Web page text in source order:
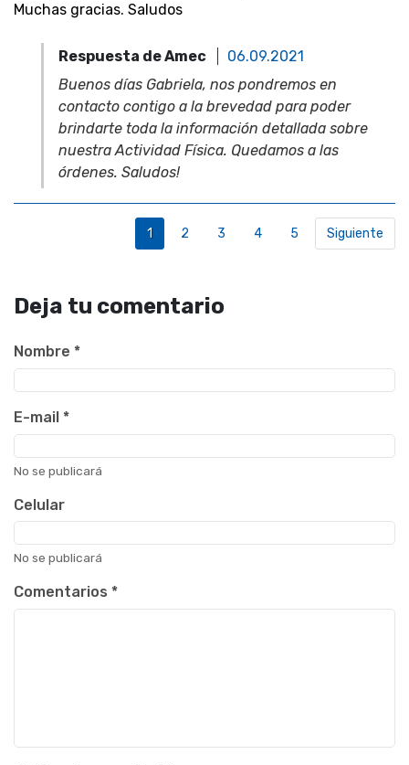
Muchas gracias. Saludos
Respuesta de Amec
06.09.2021
Buenos días Gabriela, nos pondremos en
contacto contigo a la brevedad para poder
brindarte toda la información detallada sobre
nuestra Actividad Física. Quedamos a las
órdenes. Saludos!
1 2 3 4 5 Siguiente
Deja tu comentario
Nombre *
E-mail *
No se publicará
Celular
No se publicará
Comentarios *